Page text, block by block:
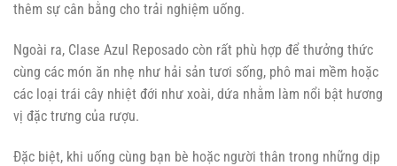
thêm sự cân bằng cho trải nghiệm uống.
Ngoài ra, Clase Azul Reposado còn rất phù hợp để thưởng thức
cùng các món ăn nhẹ như hải sản tươi sống, phô mai mềm hoặc
các loại trái cây nhiệt đới như xoài, dứa nhằm làm nổi bật hương
vị đặc trưng của rượu.
Đặc biệt, khi uống cùng bạn bè hoặc người thân trong những dịp